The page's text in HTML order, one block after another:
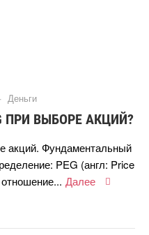
Деньги
ПРИ ВЫБОРЕ АКЦИЙ?
акций. Фундаментальный
PEG (англ: Price
Далее